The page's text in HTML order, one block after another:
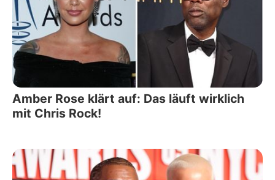
Amber Rose klärt auf: Das läuft wirklich
mit Chris Rock!